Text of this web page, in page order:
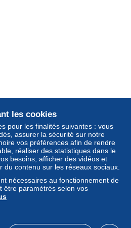
site
Un achat non payé peut
au niveau du compte
du vendeur comportent
et non avenues. Les
du site Delcampe, telles
conditions d’utilisation
payés dans les14 jours
décompte final de la part du
|Frais de retour à charge de
de retour et de
consultez les
les cookies
pour les finalités suivantes : vous
assurer la sécurité sur notre
vos préférences afin de rendre
réaliser des statistiques dans le
besoins, afficher des vidéos et
contenu sur les réseaux sociaux.
nécessaires au fonctionnement de
être paramétrés selon vos